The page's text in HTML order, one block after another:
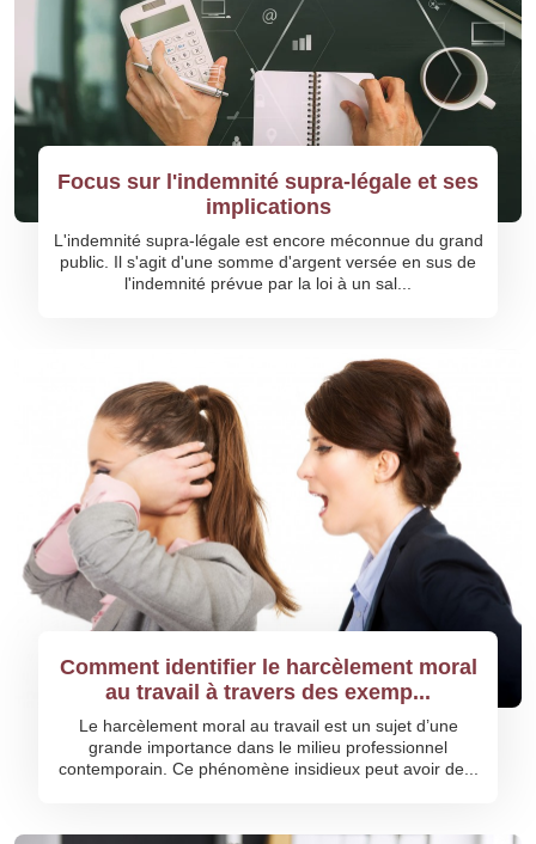
Focus sur l'indemnité supra-légale et ses
implications
L'indemnité supra-légale est encore méconnue du grand
public. Il s'agit d'une somme d'argent versée en sus de
l'indemnité prévue par la loi à un sal...
Comment identifier le harcèlement moral
au travail à travers des exemp...
Le harcèlement moral au travail est un sujet d’une
grande importance dans le milieu professionnel
contemporain. Ce phénomène insidieux peut avoir de...